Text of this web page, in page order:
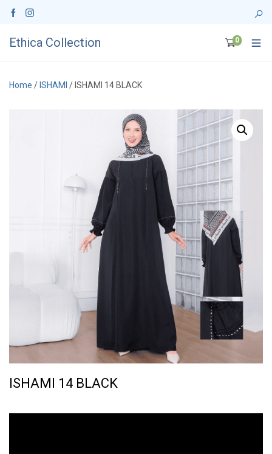
Ethica Collection 0
Home / ISHAMI / ISHAMI 14 BLACK
ISHAMI 14 BLACK